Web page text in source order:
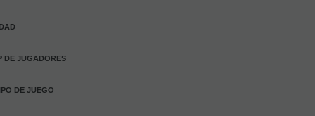
DE JUGADORES
DE JUEGO